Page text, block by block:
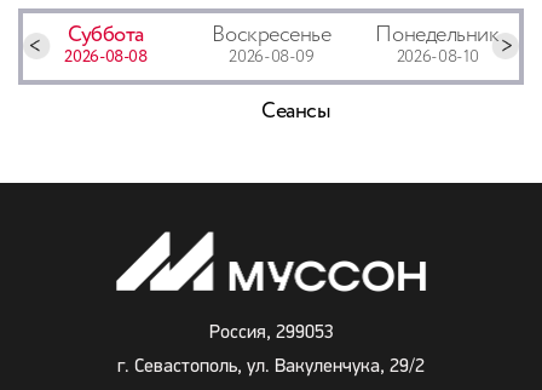
Суббота
2026-08-08
Воскресенье
2026-08-09
Понедельник
2026-08-10
Сеансы
Россия, 299053
г. Севастополь, ул. Вакуленчука, 29/2